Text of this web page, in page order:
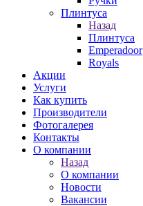
Плинтуса
Назад
Плинтуса
Emperadoor
Royals
Акции
Услуги
Как купить
Производители
Фотогалерея
Контакты
О компании
Назад
О компании
Новости
Вакансии